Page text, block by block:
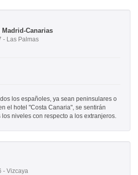
Madrid-Canarias
- Las Palmas
los españoles, ya sean peninsulares o
el hotel "Costa Canaria", se sentirán
niveles con respecto a los extranjeros.
- Vizcaya